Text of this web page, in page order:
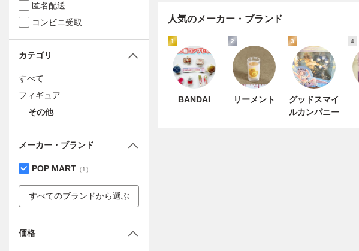
人気のメーカー・ブランド
1
BANDAI
2
リーメント
3
グッドスマイ
ルカンパニー
4
匿名配送
コンビニ受取
カテゴリ
すべて
フィギュア
その他
メーカー・ブランド
POP MART （1 ）
すべてのブランドから選ぶ
価格